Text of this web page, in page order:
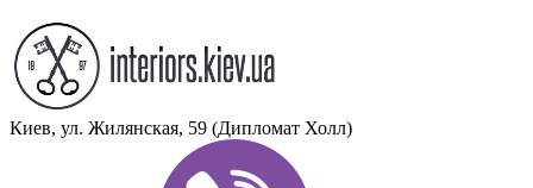
Киев, ул. Жилянская, 59 (Дипломат Холл)